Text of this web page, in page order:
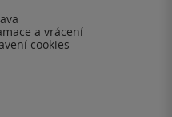
a vrácení
cookies